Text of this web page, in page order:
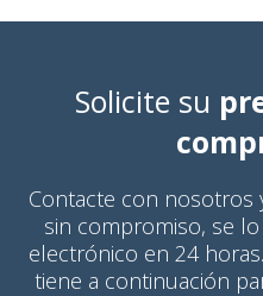
Solicite su
Contacte con
sin compromiso, se
electrónico en 24
tiene a continuación